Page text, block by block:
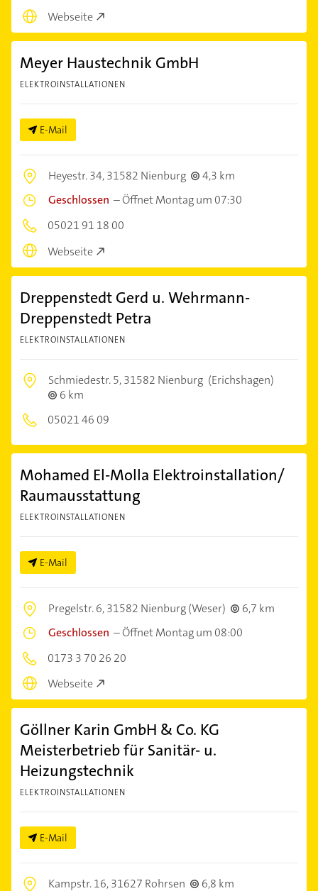
Webseite
Meyer Haustechnik GmbH
ELEKTROINSTALLATIONEN
E-Mail
Heyestr. 34,31582 Nienburg
4,3 km
Geschlossen –Öffnet Montag um 07:30
05021 91 18 00
Webseite
Dreppenstedt Gerd u. Wehrmann-
Dreppenstedt Petra
ELEKTROINSTALLATIONEN
Schmiedestr. 5,31582 Nienburg (Erichshagen)
6 km
05021 46 09
Mohamed El-Molla Elektroinstallation/
Raumausstattung
ELEKTROINSTALLATIONEN
E-Mail
Pregelstr. 6,31582 Nienburg (Weser)
6,7 km
Geschlossen –Öffnet Montag um 08:00
0173 3 70 26 20
Webseite
Göllner Karin GmbH & Co. KG
Meisterbetrieb für Sanitär- u.
Heizungstechnik
ELEKTROINSTALLATIONEN
E-Mail
Kampstr. 16,31627 Rohrsen 6,8 km